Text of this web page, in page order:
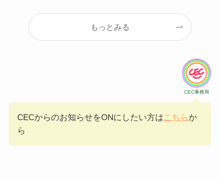
もっとみる
CEC事務局
CECからのお知らせをONにしたい方はこちらか
ら